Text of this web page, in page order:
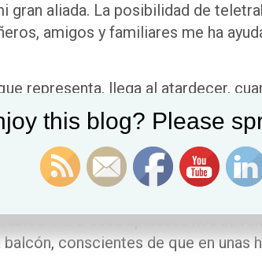
aliada. La posibilidad de
amigos y familiares me ha
representa, llega al atardecer,
de este país, salgo al balcón, con
Con este gesto
esenciales que están
puedo evitar acordarme de mis
están dando lo mejor de sí
Pero esos aplausos nos
conscientes de que en unas
this blog? Please